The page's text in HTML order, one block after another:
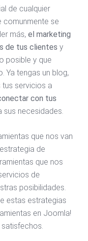
de cualquier
comunmente se
más, el marketing
de tus clientes y
posible y que
Ya tengas un blog,
servicios a
con tus
necesidades.
que nos van
de
que nos
de
posibilidades.
estas estrategias
en Joomla!